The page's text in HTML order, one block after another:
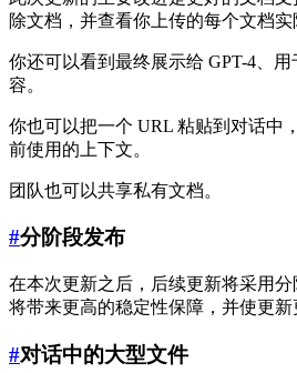
除文档，并查看你上传的每个文档实
你还可以看到最终展示给 GPT-4、
容。
你也可以把一个 URL 粘贴到对话中
前使用的上下文。
团队也可以共享私有文档。
#分阶段发布
在本次更新之后，后续更新将采用
将带来更高的稳定性保障，并使更新
#对话中的大型文件